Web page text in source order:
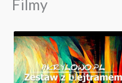
Filmy